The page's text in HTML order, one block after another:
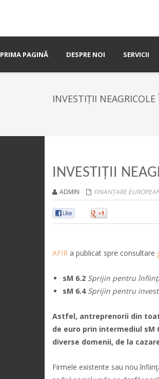
PRIMA PAGINĂ DESPRE NOI SERVICII
INVESTIȚII
INVESTIȚII
ADMIN FINANȚARE
AFIR a publicat spre consultare
sM 6.2 Sprijin pentru
sM 6.4 Sprijin pentru
Astfel, antreprenorii din
de euro prin intermediul sM
diverse domenii, de la
Firmele existente sau nou